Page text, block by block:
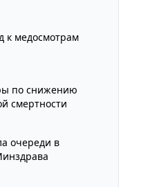
к медосмотрам
по снижению
смертности
очереди в